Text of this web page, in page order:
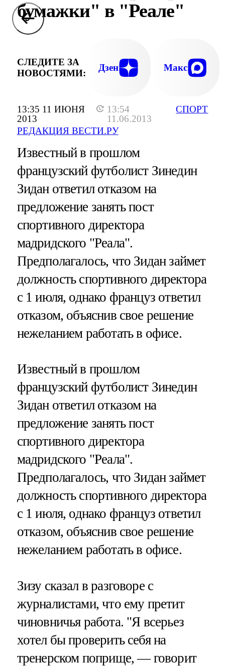
13:35 11 ИЮНЯ
2013
13:54
11.06.2013
РЕДАКЦИЯ ВЕСТИ.РУ
СПОРТ
бумажки" в "Реале"
СЛЕДИТЕ ЗА
НОВОСТЯМИ:
Дзен Макс
Известный в прошлом
французский футболист Зинедин
Зидан ответил отказом на
предложение занять пост
спортивного директора
мадридского "Реала".
Предполагалось, что Зидан займет
должность спортивного директора
с 1 июля, однако француз ответил
отказом, объяснив свое решение
нежеланием работать в офисе.
Известный в прошлом
французский футболист Зинедин
Зидан ответил отказом на
предложение занять пост
спортивного директора
мадридского "Реала".
Предполагалось, что Зидан займет
должность спортивного директора
с 1 июля, однако француз ответил
отказом, объяснив свое решение
нежеланием работать в офисе.
Зизу сказал в разговоре с
журналистами, что ему претит
чиновничья работа. "Я всерьез
хотел бы проверить себя на
тренерском поприще, — говорит